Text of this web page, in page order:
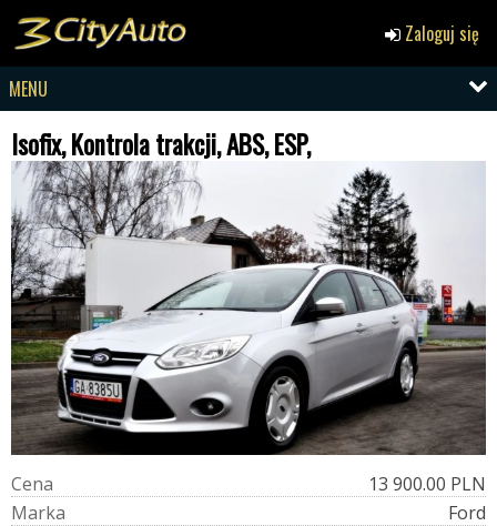
Zaloguj się
MENU
Isofix, Kontrola trakcji, ABS, ESP,
Cena
13 900.00 PLN
Marka
Ford